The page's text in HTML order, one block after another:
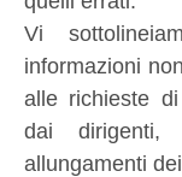
Vi
informazioni
alle richieste di
dai dirigenti,
allungamenti